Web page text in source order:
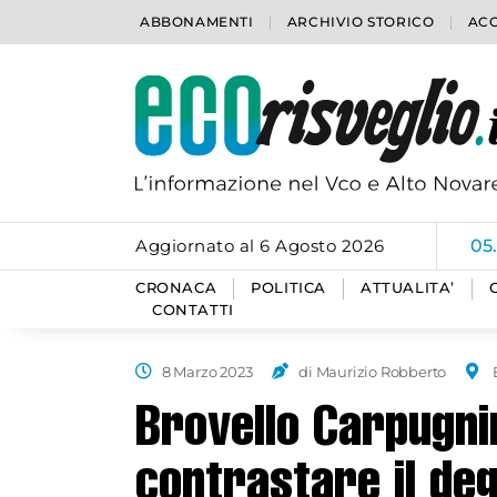
ABBONAMENTI ARCHIVIO STORICO
Aggiornato al 6 Agosto 2026
CRONACA POLITICA ATTUALITA’
CONTATTI
8 Marzo 2023 di Maurizio Robberto
Brovello